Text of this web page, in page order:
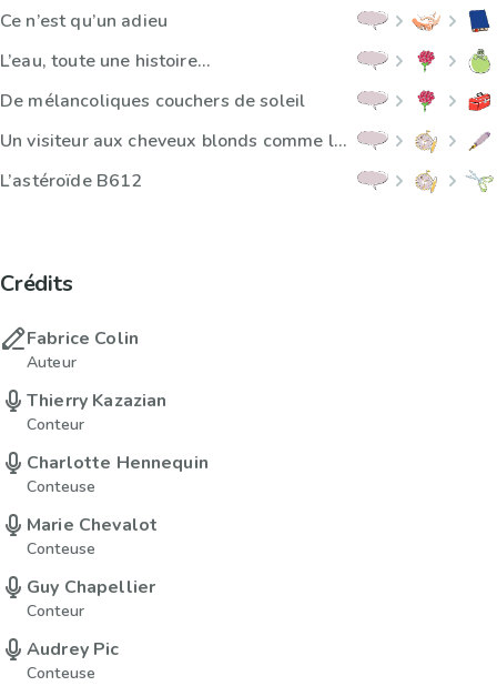
Ce n’est qu’un adieu
L’eau, toute une histoire…
De mélancoliques couchers de soleil
Un visiteur aux cheveux blonds comme les blés
L’astéroïde B612
Crédits
Fabrice Colin
Auteur
Thierry Kazazian
Conteur
Charlotte Hennequin
Conteuse
Marie Chevalot
Conteuse
Guy Chapellier
Conteur
Audrey Pic
Conteuse